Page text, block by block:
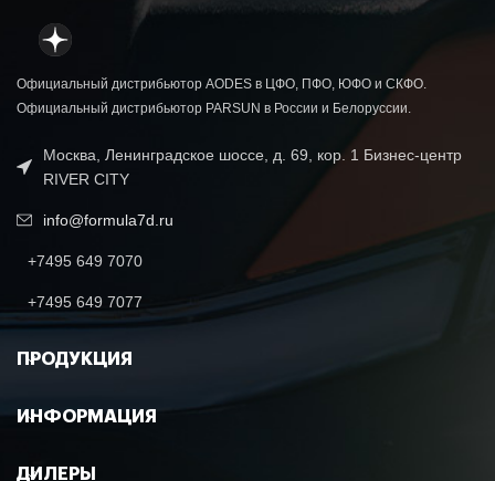
МОДЕЛЬНЫЙ ГОД
Официальный дистрибьютор AODES в ЦФО, ПФО, ЮФО и СКФО.
Официальный дистрибьютор PARSUN в России и Белоруссии.
Москва, Ленинградское шоссе, д. 69, кор. 1 Бизнес-центр
RIVER CITY
info@formula7d.ru
+7495 649 7070
+7495 649 7077
ПРОДУКЦИЯ
ИНФОРМАЦИЯ
ДИЛЕРЫ